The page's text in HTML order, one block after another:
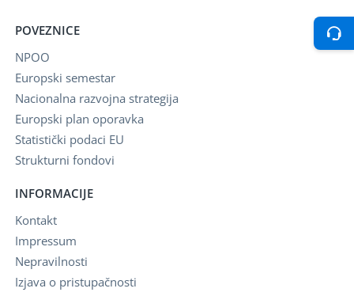
POVEZNICE
NPOO
Europski semestar
Nacionalna razvojna strategija
Europski plan oporavka
Statistički podaci EU
Strukturni fondovi
INFORMACIJE
Kontakt
Impressum
Nepravilnosti
Izjava o pristupačnosti